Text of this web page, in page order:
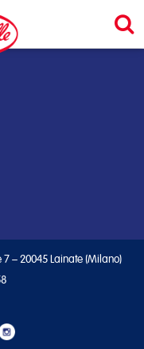
– 20045 Lainate (Milano)